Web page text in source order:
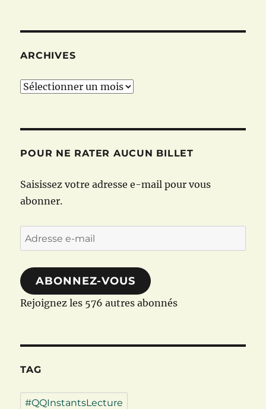
ARCHIVES
Archives
POUR NE RATER AUCUN BILLET
Saisissez votre adresse e-mail pour vous
abonner.
Adresse
e-
mail
ABONNEZ-VOUS
Rejoignez les 576 autres abonnés
TAG
#QQInstantsLecture